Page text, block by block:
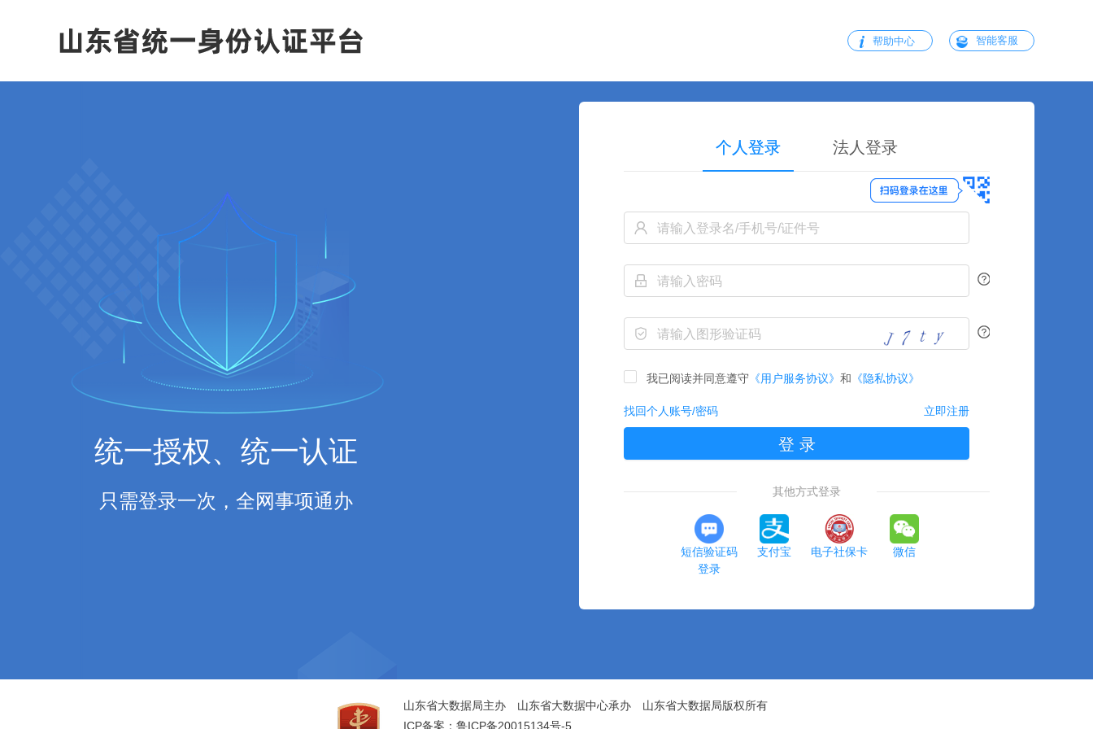
帮助中心 智能客服
统一授权、统一认证
只需登录一次，全网事项通办
个人登录 法人登录
我已阅读并同意遵守 《用户服务协议》 和 《隐私协议》
找回个人账号/密码 立即注册
登 录
其他方式登录
短信验证码
登录
支付宝 电子社保卡 微信
山东省大数据局主办 山东省大数据中心承办 山东省大数据局版权所有
ICP备案：鲁ICP备20015134号-5